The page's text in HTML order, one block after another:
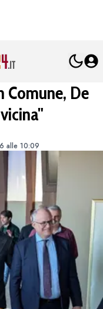
Comune, De
alle 10:09